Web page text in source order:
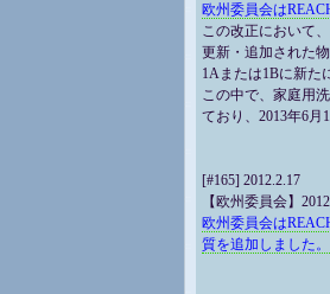
欧州委員会は
この改正において
更新・追加された
1Aまたは1Bに新た
この中で、家庭用
ており、2013年6月
[#165] 2012.2.17
【欧州委員会】
欧州委員会は
質を追加しました。